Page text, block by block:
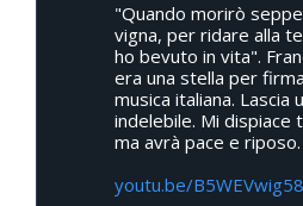
"Quando morirò
vigna, per ridare alla
ho bevuto in vita".
era una stella per
musica italiana. Lascia
indelebile. Mi dispiace
ma avrà pace e
youtu.be/